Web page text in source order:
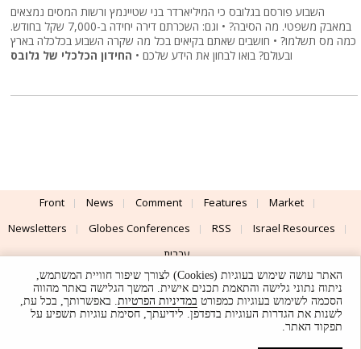
השבוע פורסם בגלובס כי המיליארדר בני שטיינמץ ורשות המסים נמצאים
במאבק משפטי. מה הסיבה? • וגם: השכרתם דירה יחידה ב-7,000 שקל בחודש.
כמה מס תשלמו? • חושבים שאתם בקיאים בכל מה שקרה השבוע בכלכלה בארץ
ובעולם? בואו לבחון את הידע שלכם • החידון הכלכלי של גלובס
Front News Comment Features
Market
Newsletters
Globes Conferences RSS
Israel Resources
עברית
Advertising
Terms of Use Privacy Policy About Support
Powered by
UI & Design By
האתר עושה שימוש בעוגיות (Cookies) לצורך שיפור חוויית המשתמש,
ניתוח נתוני גלישה והתאמת תכנים אישית. המשך הגלישה באתר מהווה
הסכמה לשימוש בעוגיות כמפורט במדיניות הפרטיות. באפשרותך, בכל עת,
לשנות את הגדרות העוגיות בדפדפן. לידיעתך, חסימת עוגיות תשפיע על
תפקוד האתר.